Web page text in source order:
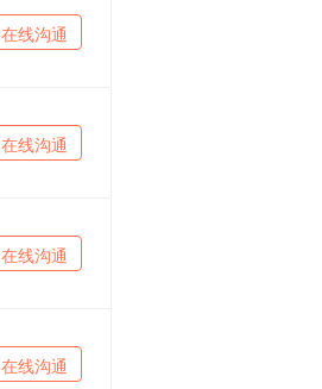
在线沟通
在线沟通
在线沟通
在线沟通